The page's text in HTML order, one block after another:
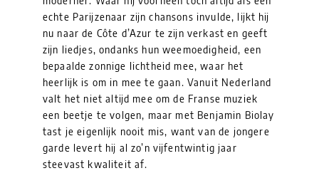
echte Parijzenaar zijn chansons invulde, lijkt hij
nu naar de Côte d’Azur te zijn verkast en geeft
zijn liedjes, ondanks hun weemoedigheid, een
bepaalde zonnige lichtheid mee, waar het
heerlijk is om in mee te gaan. Vanuit Nederland
valt het niet altijd mee om de Franse muziek
een beetje te volgen, maar met Benjamin Biolay
tast je eigenlijk nooit mis, want van de jongere
garde levert hij al zo’n vijfentwintig jaar
steevast kwaliteit af.